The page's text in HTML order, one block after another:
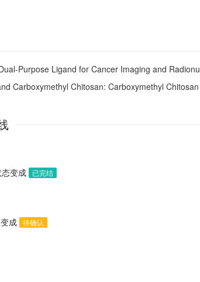
Purpose Ligand for Cancer Imaging and Radionuclide Therapy
Chitosan Stimulates the Enzymatic Activity of Recombinant Batroxobin
变成 已完结
成 待确认